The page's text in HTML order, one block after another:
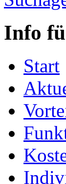
Info
Start